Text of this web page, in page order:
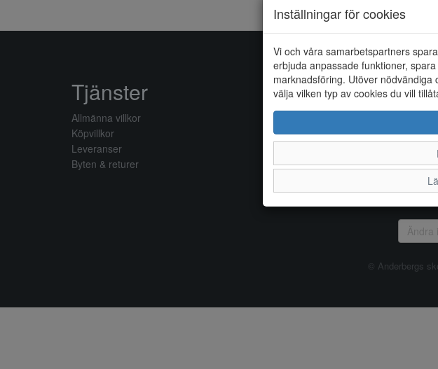
Inställningar för cookies
Vi och våra samarbetspartners
erbjuda anpassade funktioner,
marknadsföring. Utöver
välja vilken typ av cookies du vill
Tjänster
Allmänna villkor
Köpvillkor
Leveranser
Byten & returer
Allmänt
Om oss
Öppettider
Ändra
© Anderbergs